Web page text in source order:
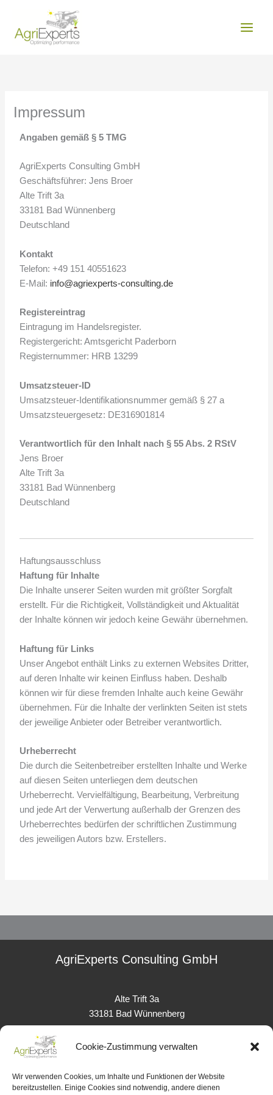
Cookie-Zustimmung verwalten
Wir verwenden Cookies, um Inhalte und Funktionen der Website
bereitzustellen. Einige Cookies sind notwendig, andere dienen
springen
Impressum
Angaben gemäß § 5 TMG
AgriExperts Consulting GmbH
Geschäftsführer: Jens Broer
Alte Trift 3a
33181 Bad Wünnenberg
Deutschland
Kontakt
Telefon: +49 151 40551623
E-Mail: info@agriexperts-consulting.de
Registereintrag
Eintragung im Handelsregister.
Registergericht: Amtsgericht Paderborn
Registernummer: HRB 13299
Umsatzsteuer-ID
Umsatzsteuer-Identifikationsnummer gemäß § 27 a
Umsatzsteuergesetz: DE316901814
Verantwortlich für den Inhalt nach § 55 Abs. 2 RStV
Jens Broer
Alte Trift 3a
33181 Bad Wünnenberg
Deutschland
Haftungsausschluss
Haftung für Inhalte
Die Inhalte unserer Seiten wurden mit größter Sorgfalt
erstellt. Für die Richtigkeit, Vollständigkeit und Aktualität
der Inhalte können wir jedoch keine Gewähr übernehmen.
Haftung für Links
Unser Angebot enthält Links zu externen Websites Dritter,
auf deren Inhalte wir keinen Einfluss haben. Deshalb
können wir für diese fremden Inhalte auch keine Gewähr
übernehmen. Für die Inhalte der verlinkten Seiten ist stets
der jeweilige Anbieter oder Betreiber verantwortlich.
Urheberrecht
Die durch die Seitenbetreiber erstellten Inhalte und Werke
auf diesen Seiten unterliegen dem deutschen
Urheberrecht. Vervielfältigung, Bearbeitung, Verbreitung
und jede Art der Verwertung außerhalb der Grenzen des
Urheberrechtes bedürfen der schriftlichen Zustimmung
des jeweiligen Autors bzw. Erstellers.
AgriExperts Consulting GmbH
Alte Trift 3a
33181 Bad Wünnenberg
info@agriexperts-consulting.de